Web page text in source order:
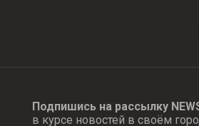
Подпишись на рассылку
в курсе новостей в своём